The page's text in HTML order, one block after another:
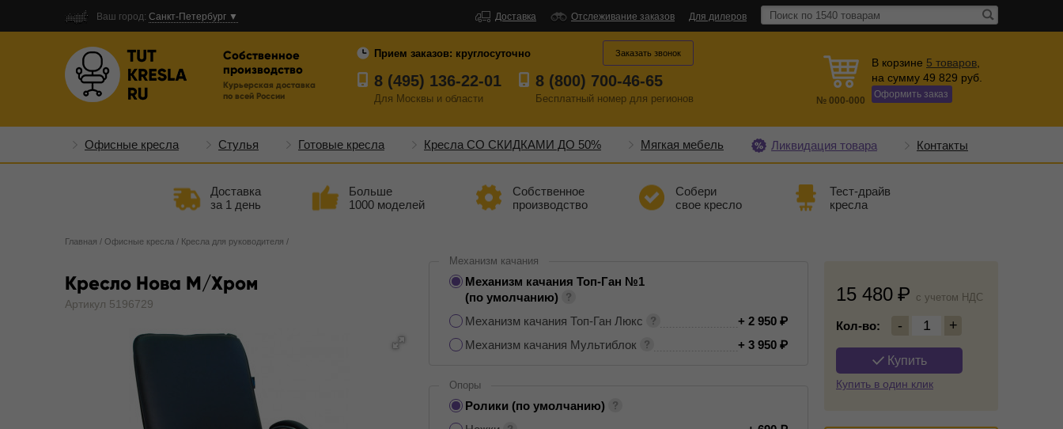
Ваш город: Санкт-Петербург ▼ Доставка Отслеживание заказов Для дилеров
Собственное
производство
Курьерская доставка
по всей России
Прием заказов: круглосуточно
8 (495) 136-22-01
Для Москвы и области
8 (800) 700-46-65
Бесплатный номер для регионов
Заказать звонок
№ 000-000
В корзине 5 товаров
на сумму 49 829 руб.
Оформить заказ
Офисные кресла Стулья Готовые кресла Кресла СО СКИДКАМИ ДО 50% Мягкая мебель Ликвидация товара Контакты
Доставка
за 1 день
Больше
1000 моделей
Собственное
производство
Собери
свое кресло
Тест-драйв
кресла
Главная / Офисные кресла / Кресла для руководителя /
Кресло Нова M/Хром
Артикул 5196729 15 480 c учетом НДС
Кол-во: - 1 +
Купить
Купить в один клик
Механизм качания
Механизм качания Топ-Ган №1
(по умолчанию)
Механизм качания Топ-Ган Люкс
+ 2 950
Механизм качания Мультиблок
+ 3 950
Опоры
Ролики (по умолчанию)